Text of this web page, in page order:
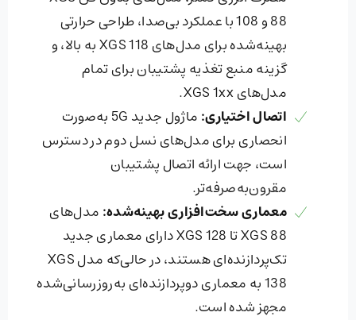
88 و 108 با عملکرد بی‌صدا، طراحی حرارتی
بهینه‌شده برای مدل‌های XGS 118 به بالا، و
گزینه منبع تغذیه پشتیبان برای تمام
مدل‌های XGS 1xx.
اتصال اختیاری:
ماژول جدید 5G به‌صورت
انحصاری برای مدل‌های نسل دوم در دسترس
است، جهت ارائه اتصال پشتیبان
مقرون‌به‌صرفه‌تر.
معماری سخت‌افزاری بهینه‌شده: مدل‌های
XGS 88 تا XGS 128 دارای معماری جدید
تک‌پردازنده‌ای هستند، در حالی‌که مدل XGS
138 به معماری دو‌پردازنده‌ای به‌روزرسانی‌شده
مجهز شده است.